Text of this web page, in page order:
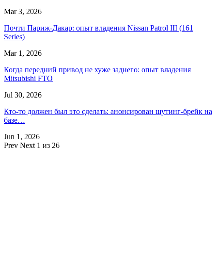
Mar 3, 2026
Почти Париж-Дакар: опыт владения Nissan Patrol III (161
Series)
Mar 1, 2026
Когда передний привод не хуже заднего: опыт владения
Mitsubishi FTO
Jul 30, 2026
Кто-то должен был это сделать: анонсирован шутинг-брейк на
базе…
Jun 1, 2026
Prev Next 1 из 26